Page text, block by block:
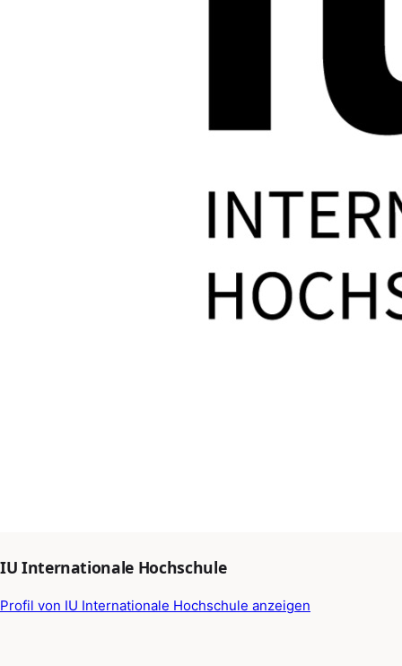
IU Internationale Hochschule
Profil von IU Internationale Hochschule anzeigen